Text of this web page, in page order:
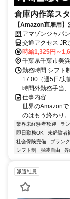
倉庫内作業ス
【Amazon直雇用
月収22万円可／年
アマゾンジャパ
交通アクセス JR
分 JR総武線本線
バス運行あり ※
時給1,325円～
千葉県千葉市美
勤務時間 シフト
17:00（週5日/実
時間外勤務手当
仕事内容 ･･･････
世界のAmazon
のはもう終わり
業界未経験者歓迎 ラ
即日勤務OK
未経験者
社会保険完備
ブラン
シフト制
服装自由 昇
派遣社員